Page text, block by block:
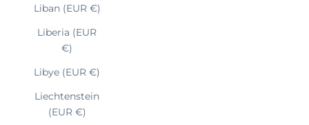
Liban (EUR €)
Liberia (EUR
€)
Libye (EUR €)
Liechtenstein
(EUR €)